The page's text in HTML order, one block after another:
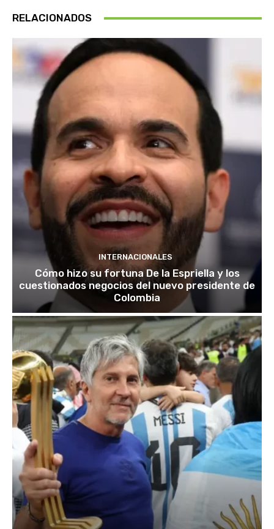
RELACIONADOS
INTERNACIONALES
Cómo hizo su fortuna De la Espriella y los
cuestionados negocios del nuevo presidente de
Colombia